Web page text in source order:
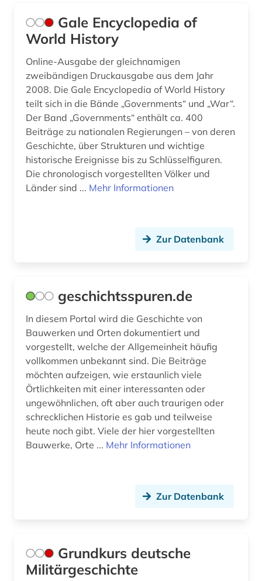
Gale Encyclopedia of
World History
Online-Ausgabe der gleichnamigen
zweibändigen Druckausgabe aus dem Jahr
2008. Die Gale Encyclopedia of World History
teilt sich in die Bände „Governments“ und „War“.
Der Band „Governments“ enthält ca. 400
Beiträge zu nationalen Regierungen – von deren
Geschichte, über Strukturen und wichtige
historische Ereignisse bis zu Schlüsselfiguren.
Die chronologisch vorgestellten Völker und
Länder sind ... Mehr Informationen
Zur Datenbank
geschichtsspuren.de
In diesem Portal wird die Geschichte von
Bauwerken und Orten dokumentiert und
vorgestellt, welche der Allgemeinheit häufig
vollkommen unbekannt sind. Die Beiträge
möchten aufzeigen, wie erstaunlich viele
Örtlichkeiten mit einer interessanten oder
ungewöhnlichen, oft aber auch traurigen oder
schrecklichen Historie es gab und teilweise
heute noch gibt. Viele der hier vorgestellten
Bauwerke, Orte ... Mehr Informationen
Zur Datenbank
Grundkurs deutsche
Militärgeschichte